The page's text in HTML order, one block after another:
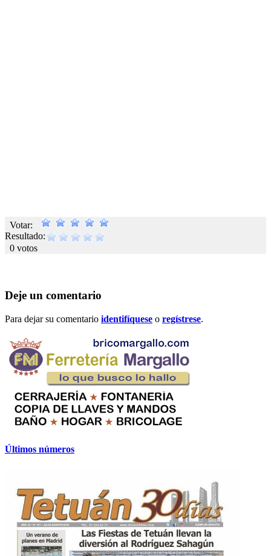
Votar:
Resultado:
0 votos
Deje un comentario
Para dejar su comentario identifíquese o regístrese.
Últimos números